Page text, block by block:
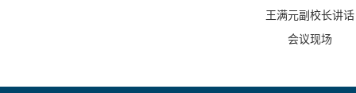
王满元副校长讲话
会议现场